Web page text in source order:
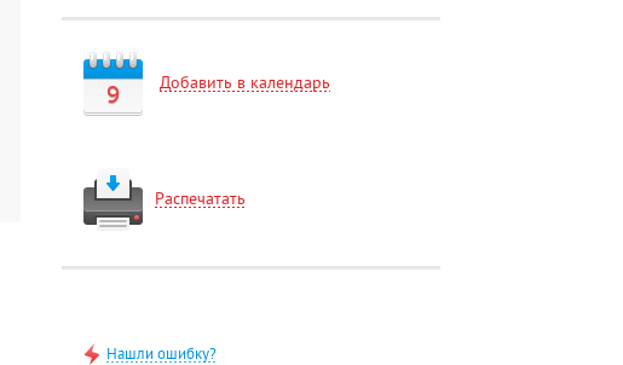
9 Добавить в календарь
Распечатать
Нашли ошибку?